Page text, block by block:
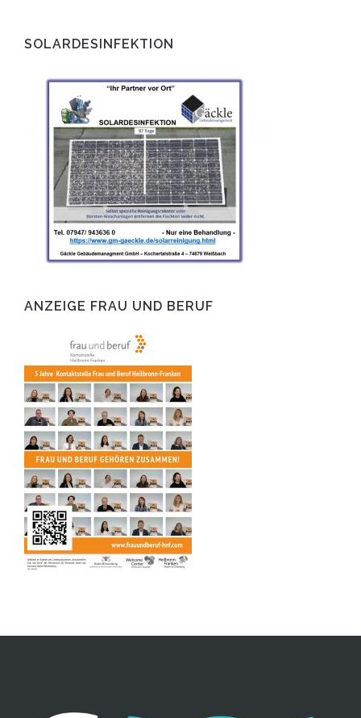
SOLARDESINFEKTION
ANZEIGE FRAU UND BERUF